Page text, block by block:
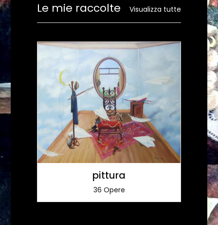
Visualizza tutte
Le mie raccolte
pittura
36 Opere